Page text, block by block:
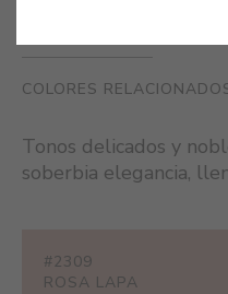
COLORES
Tonos delicados y
soberbia elegancia,
#2309
ROSA LAPA